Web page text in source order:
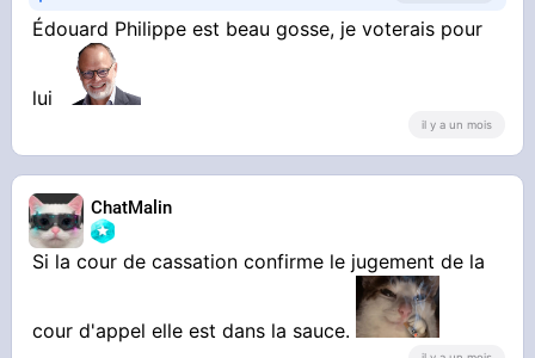
Philippe ou Attal ?
Édouard Philippe est beau gosse, je voterais pour
lui
il y a un mois
ChatMalin
Si la cour de cassation confirme le jugement de la
cour d'appel elle est dans la sauce.